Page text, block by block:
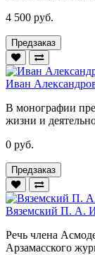
4 500 руб.
Предзаказ
Иван
В монографии
жизни и
0 руб.
Предзаказ
Вяземский П. А.
Речь члена
Арзамасского